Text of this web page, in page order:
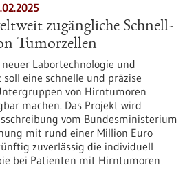
zugängliche Schnell-
Tumorzellen
Labortechnologie und
eine schnelle und präzise
von Hirntumoren
machen. Das Projekt wird
vom Bundesministerium
mit rund einer Million Euro
zuverlässig die individuell
bei Patienten mit Hirntumoren